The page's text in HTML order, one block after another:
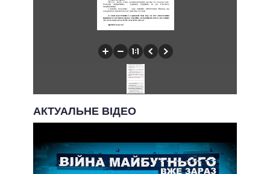
АКТУАЛЬНЕ ВІДЕО